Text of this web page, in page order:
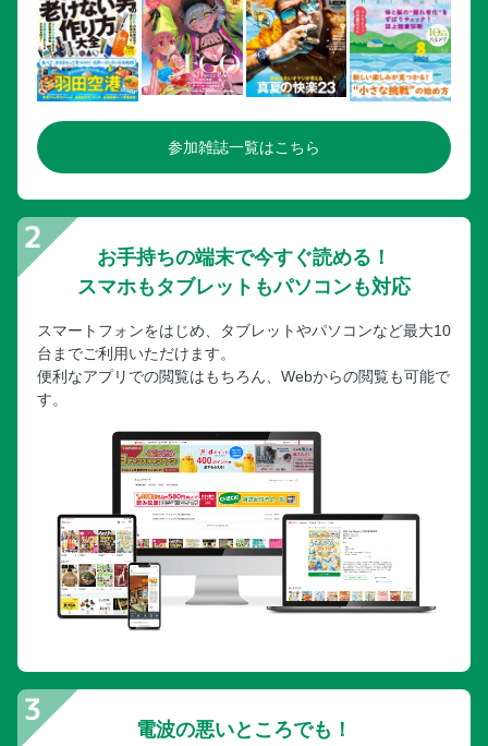
参加雑誌一覧はこちら
お手持ちの端末で今すぐ読める！
スマホもタブレットもパソコンも対応
スマートフォンをはじめ、タブレットやパソコンなど最大10
台までご利用いただけます。
便利なアプリでの閲覧はもちろん、Webからの閲覧も可能で
す。
電波の悪いところでも！